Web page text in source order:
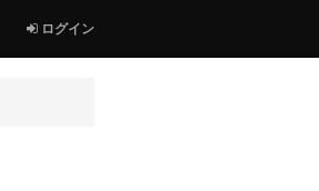
ログイン